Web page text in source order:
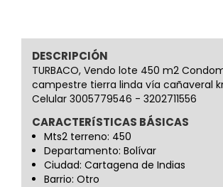
DESCRIPCIÓN
TURBACO, Vendo lote 450 m2
campestre tierra linda vía cañaveral
Celular 3005779546 - 3202711556
CARACTERíSTICAS BÁSICAS
Mts2 terreno: 450
Departamento: Bolívar
Ciudad: Cartagena de Indias
Barrio: Otro